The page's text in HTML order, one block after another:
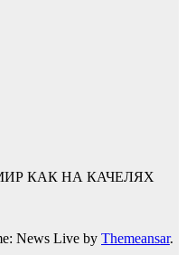
КАК НА КАЧЕЛЯХ
News Live by Themeansar.